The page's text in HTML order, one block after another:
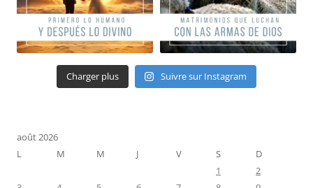
Charger plus Suivre sur Instagram
août 2026
L
M M J V S
D
1
2